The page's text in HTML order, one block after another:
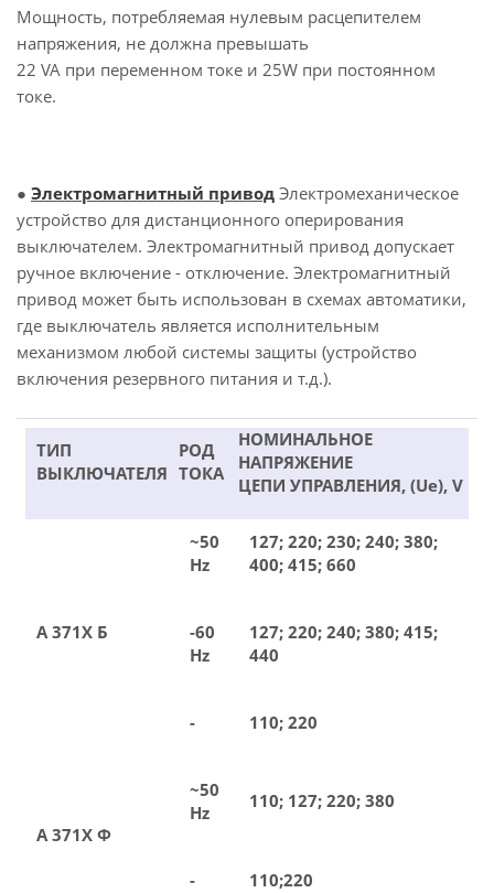
Мощность, потребляемая нулевым расцепителем
напряжения, не должна превышать
22 VA при переменном токе и 25W при постоянном
токе.
● Электромагнитный привод Электромеханическое
устройство для дистанционного оперирования
выключателем. Электромагнитный привод допускает
ручное включение - отключение. Электромагнитный
привод может быть использован в схемах автоматики,
где выключатель является исполнительным
механизмом любой системы защиты (устройство
включения резервного питания и т.д.).
ТИП
ВЫКЛЮЧАТЕЛЯ
РОД
ТОКА
НОМИНАЛЬНОЕ
НАПРЯЖЕНИЕ
ЦЕПИ УПРАВЛЕНИЯ, (Ue), V
А 371Х Б
~50
Hz
127; 220; 230; 240; 380;
400; 415; 660
-60
Hz
127; 220; 240; 380; 415;
440
- 110; 220
А 371Х Ф
~50
Hz
110; 127; 220; 380
- 110;220